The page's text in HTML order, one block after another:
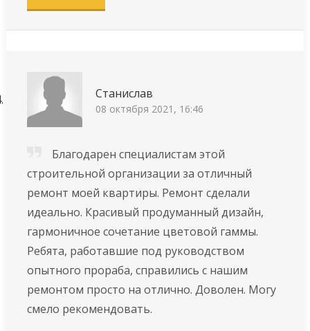
Станислав
08 октября 2021, 16:46
Благодарен специалистам этой
строительной организации за отличный
ремонт моей квартиры. Ремонт сделали
идеально. Красивый продуманный дизайн,
гармоничное сочетание цветовой гаммы.
Ребята, работавшие под руководством
опытного прораба, справились с нашим
ремонтом просто на отлично. Доволен. Могу
смело рекомендовать.